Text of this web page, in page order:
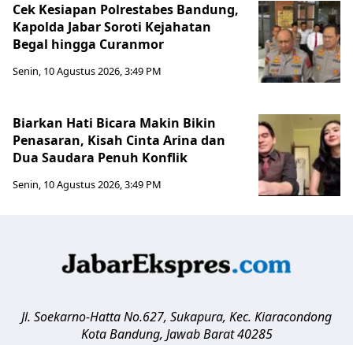
Cek Kesiapan Polrestabes Bandung,
Kapolda Jabar Soroti Kejahatan
Begal hingga Curanmor
Senin, 10 Agustus 2026, 3:49 PM
Biarkan Hati Bicara Makin Bikin
Penasaran, Kisah Cinta Arina dan
Dua Saudara Penuh Konflik
Senin, 10 Agustus 2026, 3:49 PM
Jl. Soekarno-Hatta No.627, Sukapura, Kec. Kiaracondong
Kota Bandung, Jawab Barat 40285